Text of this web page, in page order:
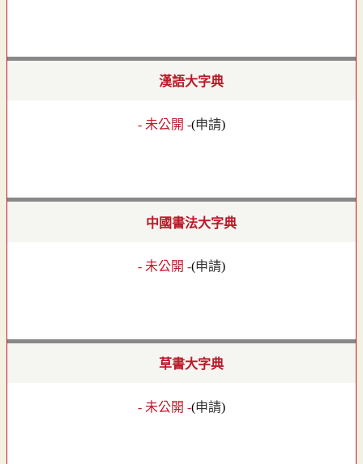
漢語大字典
- 未公開 -(申請)
中國書法大字典
- 未公開 -(申請)
草書大字典
- 未公開 -(申請)